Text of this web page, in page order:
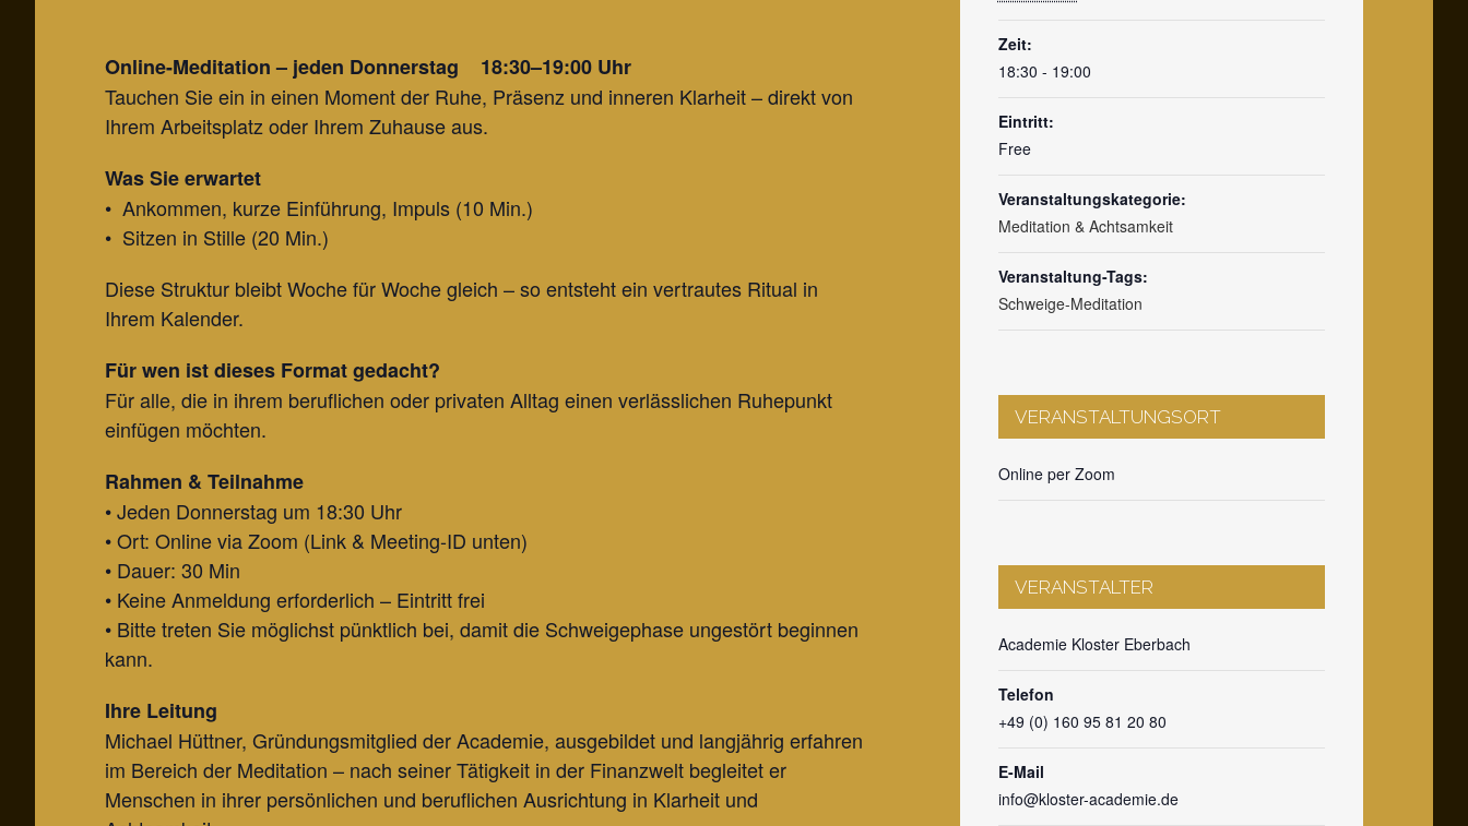
Online-Meditation – jeden Donnerstag 18:30–19:00 Uhr
Tauchen Sie ein in einen Moment der Ruhe, Präsenz und inneren Klarheit – direkt von
Ihrem Arbeitsplatz oder Ihrem Zuhause aus.
Was Sie erwartet
• Ankommen, kurze Einführung, Impuls (10 Min.)
• Sitzen in Stille (20 Min.)
Diese Struktur bleibt Woche für Woche gleich – so entsteht ein vertrautes Ritual in
Ihrem Kalender.
Für wen ist dieses Format gedacht?
Für alle, die in ihrem beruflichen oder privaten Alltag einen verlässlichen Ruhepunkt
einfügen möchten.
Rahmen & Teilnahme
• Jeden Donnerstag um 18:30 Uhr
• Ort: Online via Zoom (Link & Meeting-ID unten)
• Dauer: 30 Min
• Keine Anmeldung erforderlich – Eintritt frei
• Bitte treten Sie möglichst pünktlich bei, damit die Schweigephase ungestört beginnen
kann.
Ihre Leitung
Michael Hüttner, Gründungsmitglied der Academie, ausgebildet und langjährig erfahren
im Bereich der Meditation – nach seiner Tätigkeit in der Finanzwelt begleitet er
Menschen in ihrer persönlichen und beruflichen Ausrichtung in Klarheit und
Zeit:
18:30 - 19:00
Eintritt:
Free
Veranstaltungskategorie:
Meditation & Achtsamkeit
Veranstaltung-Tags:
Schweige-Meditation
VERANSTALTUNGSORT
Online per Zoom
VERANSTALTER
Academie Kloster Eberbach
Telefon
+49 (0) 160 95 81 20 80
E-Mail
info@kloster-academie.de